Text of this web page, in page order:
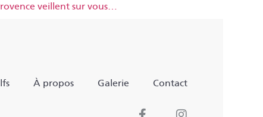
veillent sur vous…
À propos Galerie Contact